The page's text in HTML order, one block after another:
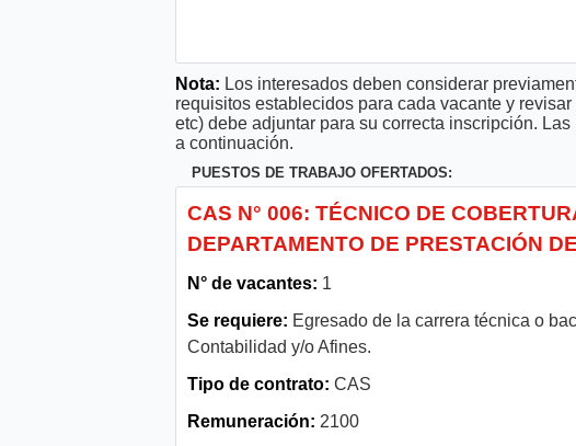
Nota: Los interesados deben considerar
requisitos establecidos para cada vacante y
etc) debe adjuntar para su correcta inscripción.
a continuación.
PUESTOS DE TRABAJO OFERTADOS:
CAS N° 006: TÉCNICO DE
DEPARTAMENTO DE PRESTACIÓN
N° de vacantes: 1
Se requiere: Egresado de la carrera técnica o
Contabilidad y/o Afines.
Tipo de contrato: CAS
Remuneración: 2100